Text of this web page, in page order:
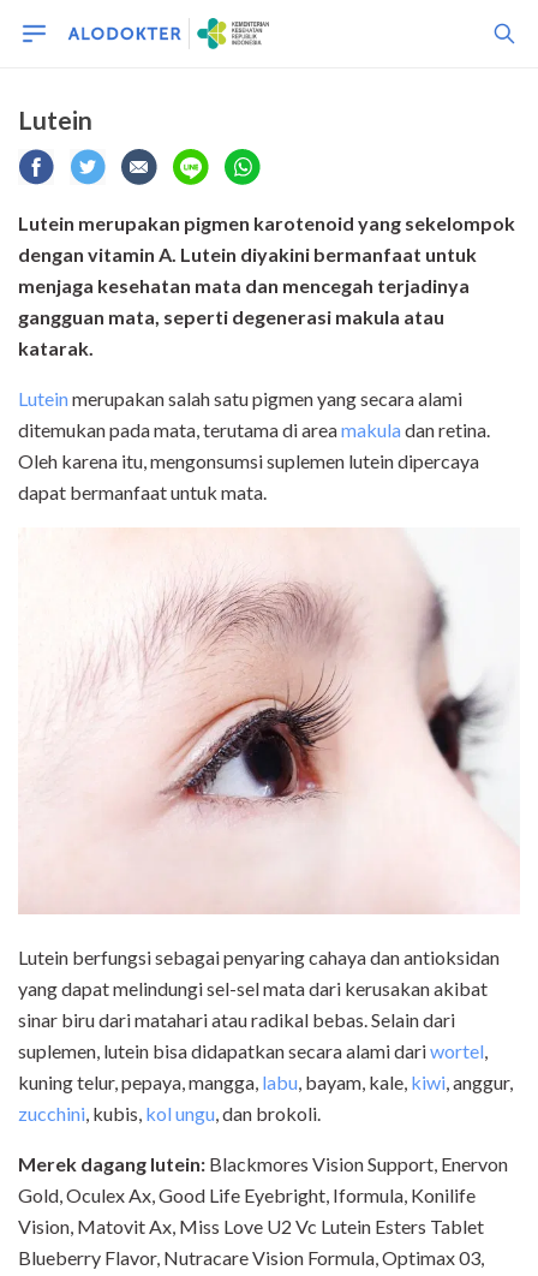
Lutein
Lutein merupakan pigmen karotenoid yang sekelompok
dengan vitamin A. Lutein diyakini bermanfaat untuk
menjaga kesehatan mata dan mencegah terjadinya
gangguan mata, seperti degenerasi makula atau
katarak.
Luteinmerupakan salah satu pigmen yang secara alami
ditemukan pada mata, terutama di areamakuladan retina.
Oleh karena itu, mengonsumsi suplemen lutein dipercaya
dapat bermanfaat untuk mata.
Lutein berfungsi sebagai penyaring cahaya dan antioksidan
yang dapat melindungi sel-sel mata dari kerusakan akibat
sinar biru dari matahari atau radikal bebas. Selain dari
suplemen, lutein bisa didapatkan secara alami dariwortel,
kuning telur, pepaya, mangga, labu, bayam, kale, kiwi, anggur,
zucchini, kubis, kol ungu, dan brokoli.
Merek dagang lutein: Blackmores Vision Support, Enervon
Gold, Oculex Ax, Good Life Eyebright, Iformula, Konilife
Vision, Matovit Ax, Miss Love U2 Vc Lutein Esters Tablet
Blueberry Flavor, Nutracare Vision Formula, Optimax 03,